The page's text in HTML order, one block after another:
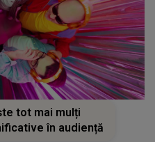
tot mai mulți
în audiență